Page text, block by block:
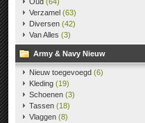
Verzamel (63)
Diversen (42)
Van Alles (3)
Army & Navy Nieuw
Nieuw toegevoegd (6)
Kleding (19)
Schoenen (3)
Tassen (18)
Vlaggen (8)